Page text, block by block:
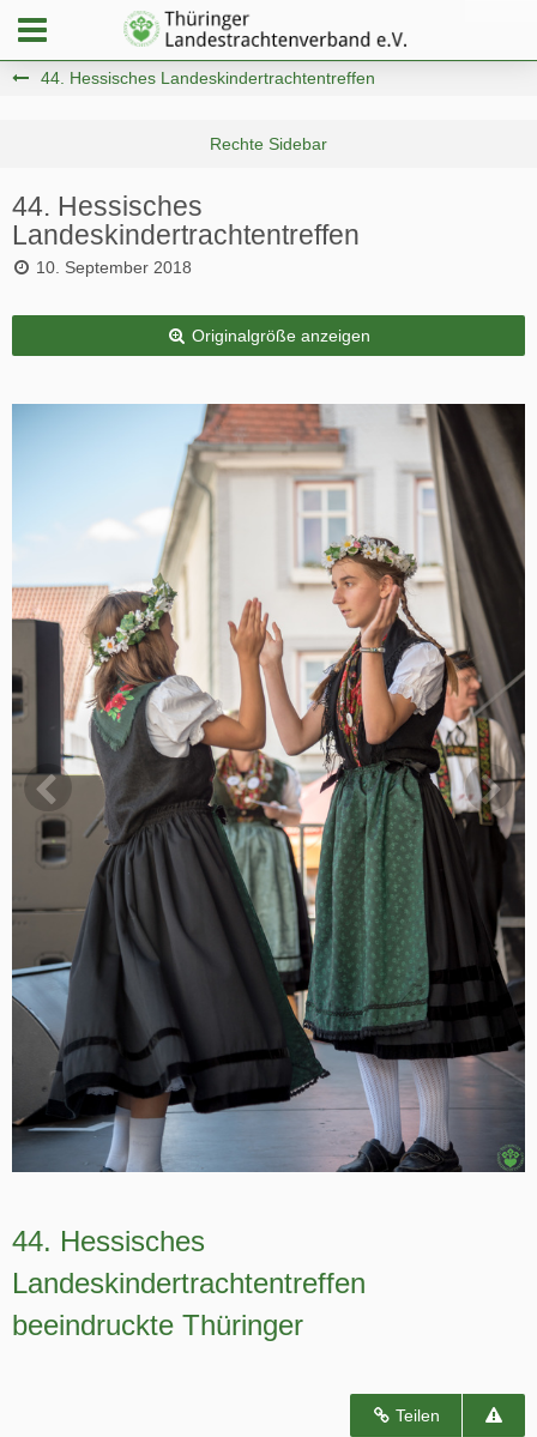
44. Hessisches Landeskindertrachtentreffen
44. Hessisches
Landeskindertrachtentreffen
10. September 2018
Originalgröße anzeigen
44. Hessisches
Landeskindertrachtentreffen
beeindruckte Thüringer
Teilen